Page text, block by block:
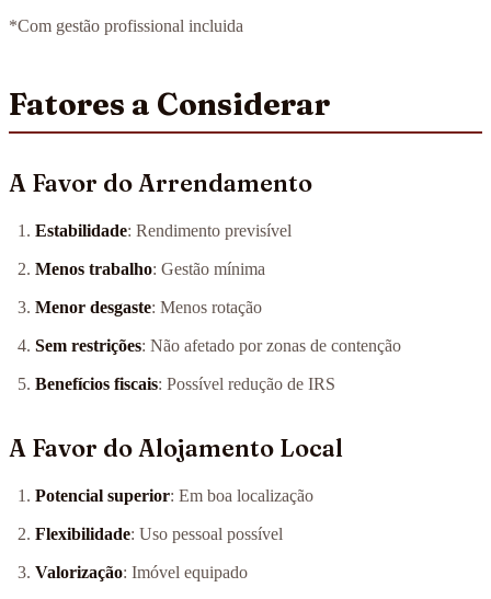
*Com gestão profissional incluida
Fatores a Considerar
A Favor do Arrendamento
Estabilidade: Rendimento previsível
Menos trabalho: Gestão mínima
Menor desgaste: Menos rotação
Sem restrições: Não afetado por zonas de contenção
Benefícios fiscais: Possível redução de IRS
A Favor do Alojamento Local
Potencial superior: Em boa localização
Flexibilidade: Uso pessoal possível
Valorização: Imóvel equipado